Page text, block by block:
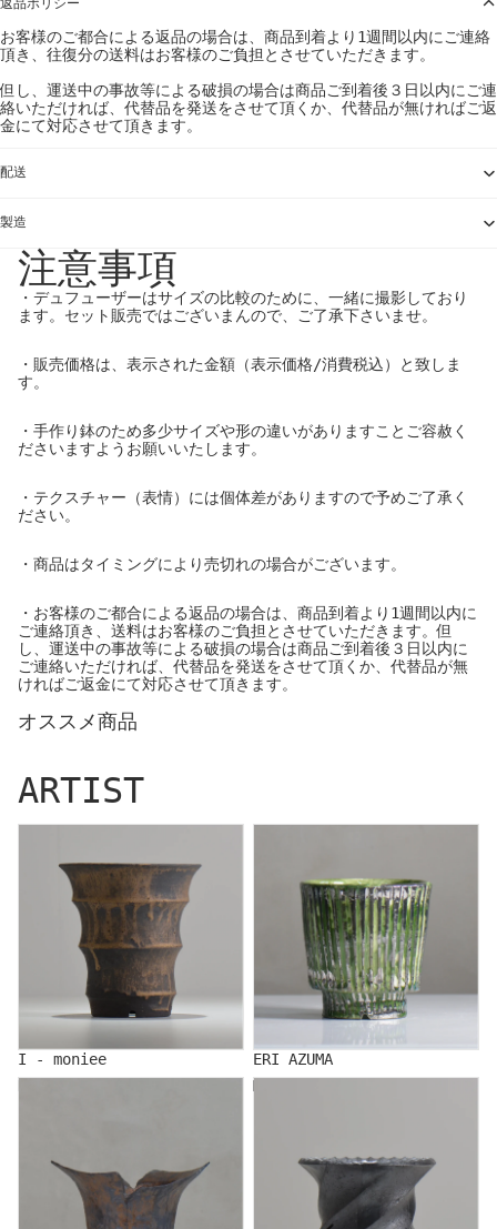
返品ポリシー
お客様のご都合による返品の場合は、商品到着より1週間以内にご連絡
頂き、往復分の送料はお客様のご負担とさせていただきます。
但し、運送中の事故等による破損の場合は商品ご到着後３日以内にご連
絡いただければ、代替品を発送をさせて頂くか、代替品が無ければご返
金にて対応させて頂きます。
配送
製造
注意事項
・デュフューザーはサイズの比較のために、一緒に撮影しており
ます。セット販売ではございまんので、ご了承下さいませ。
・販売価格は、表示された金額（表示価格/消費税込）と致しま
す。
・手作り鉢のため多少サイズや形の違いがありますことご容赦く
ださいますようお願いいたします。
・テクスチャー（表情）には個体差がありますので予めご了承く
ださい。
・商品はタイミングにより売切れの場合がございます。
・お客様のご都合による返品の場合は、商品到着より1週間以内に
ご連絡頂き、送料はお客様のご負担とさせていただきます。但
し、運送中の事故等による破損の場合は商品ご到着後３日以内に
ご連絡いただければ、代替品を発送をさせて頂くか、代替品が無
ければご返金にて対応させて頂きます。
オススメ商品
ARTIST
I - moniee
ERI AZUMA
MAKOTO OKI/沖 誠